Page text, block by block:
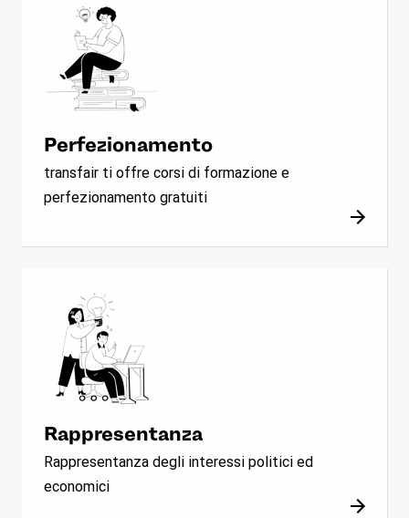
Perfezionamento
transfair ti offre corsi di formazione e
perfezionamento gratuiti
Rappresentanza
Rappresentanza degli interessi politici ed
economici